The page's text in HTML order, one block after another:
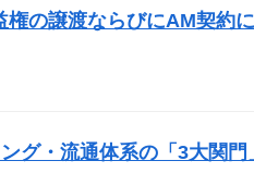
権の譲渡ならびにAM契約
グ・流通体系の「3大関門